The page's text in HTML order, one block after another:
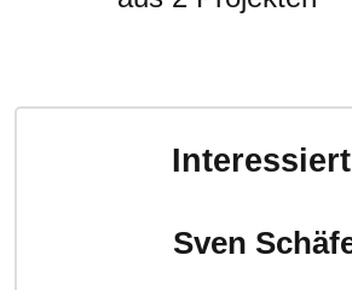
Sven